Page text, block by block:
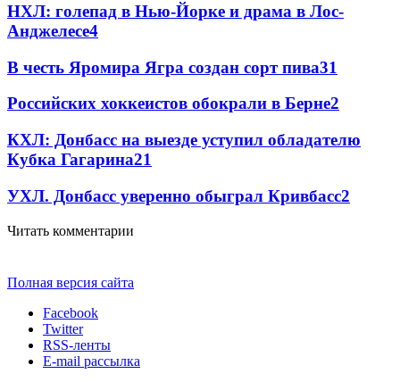
НХЛ: голепад в Нью-Йорке и драма в Лос-
Анджелесе4
В честь Яромира Ягра создан сорт пива31
Российских хоккеистов обокрали в Берне2
КХЛ: Донбасс на выезде уступил обладателю
Кубка Гагарина21
УХЛ. Донбасс уверенно обыграл Кривбасс2
Читать комментарии
Полная версия сайта
Facebook
Twitter
RSS-ленты
E-mail рассылка